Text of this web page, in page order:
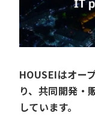
HOUSEIはオー
り、共同開発・
しています。